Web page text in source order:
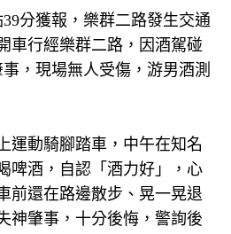
分獲報，樂群二路發生交通
車行經樂群二路，因酒駕碰
，現場無人受傷，游男酒測
運動騎腳踏車，中午在知名
啤酒，自認「酒力好」，心
前還在路邊散步、晃一晃退
神肇事，十分後悔，警詢後